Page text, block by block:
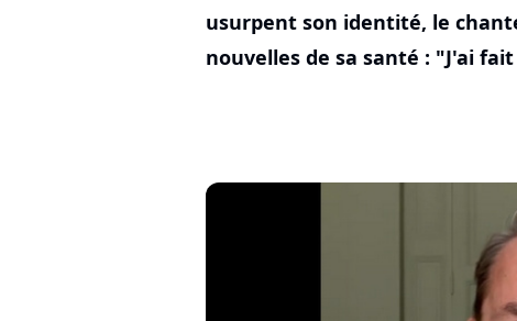
usurpent son identité, le
nouvelles de sa santé : "J'ai